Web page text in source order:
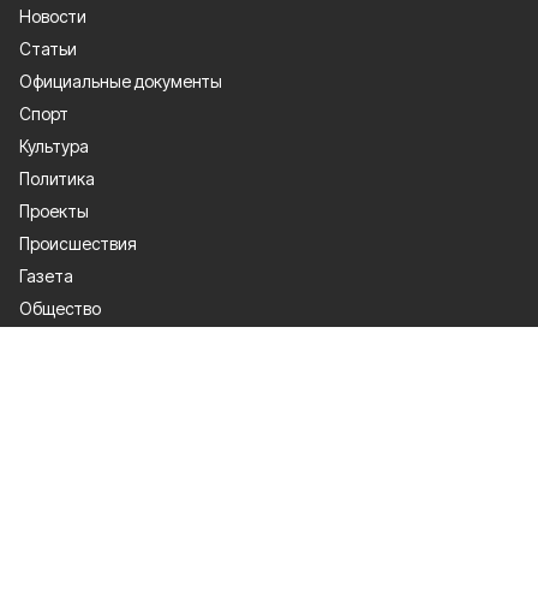
Новости
Статьи
Официальные документы
Спорт
Культура
Политика
Проекты
Происшествия
Газета
Общество